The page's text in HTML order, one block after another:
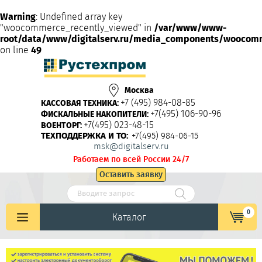
Warning: Undefined array key
"woocommerce_recently_viewed" in /var/www/www-
root/data/www/digitalserv.ru/media_components/
on line 49
Москва
КАССОВАЯ ТЕХНИКА: +7 (495) 984-08-85
ФИСКАЛЬНЫЕ НАКОПИТЕЛИ: +7(495) 106-90-96
ВОЕНТОРГ: +7(495) 023-48-15
ТЕХПОДДЕРЖКА И ТО: +7(495) 984-06-15
msk@digitalserv.ru
Работаем по всей России 24/7
Оставить заявку
Каталог 0